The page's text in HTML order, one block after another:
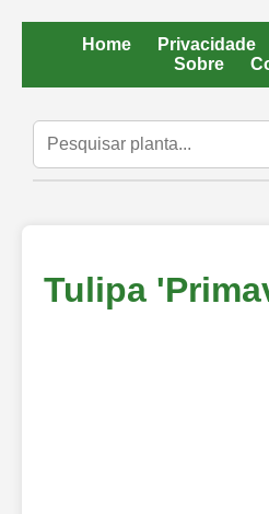
Home Privacidade
Sobre
Tulipa